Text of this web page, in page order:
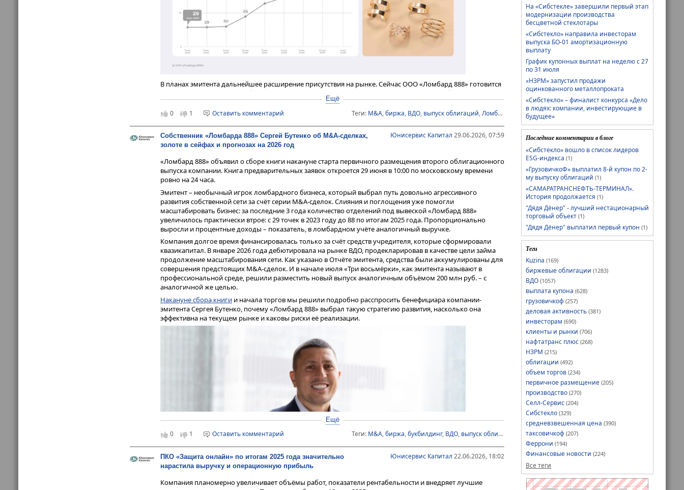
В планах эмитента дальнейшее расширение присутствия на рынке. Сейчас ООО «Ломбард 888» готовится
к присоединению сети ломбардов, состоящей из 39 отделений, расположенных в трех субъектах
федерации. Также во 2 квартале были приобретены 5 отделений в Архангельской области.
Основные операционные показатели ломбарда — портфель выданных займов и процентные доходы по
нему. Ежеквартально ООО «Ломбард 888» наращивает процентные доходы от выданных займов.
Первый квартал 2026 года продемонстрировал положительную динамику «квартал к кварталу»:
процентные доходы увеличились на 14,6%, а сумма выданных займов выросла на 11,5%. Это
демонстрирует, что Компания вышла за рамки сезонного цикла и перешла к устойчивому органическому
росту: после традиционного пика выдач в декабре выручка в 1 квартале 2026 г. не только не сократилась,
но и прибавила более 10%, что является редким и сильным результатом для ломбардного рынка.
Ещё
0 1 Оставить комментарий Теги: M&A,биржа, ВДО, выпуск облигаций,Ломбард 888 облигации,отчётность,финансовые результаты
Юнисервис Капитал 29.06.2026, 07:59
Собственник «Ломбарда 888» Сергей Бутенко об М&A-сделках,
золоте в сейфах и прогнозах на 2026 год
«Ломбард 888» объявил о сборе книги накануне старта первичного размещения второго облигационного
выпуска компании. Книга предварительных заявок откроется 29 июня в 10:00 по московскому времени
ровно на 24 часа.
Эмитент – необычный игрок ломбардного бизнеса, который выбрал путь довольно агрессивного
развития собственной сети за счёт серии M&A-сделок. Слияния и поглощения уже помогли
масштабировать бизнес: за последние 3 года количество отделений под вывеской «Ломбард 888»
увеличилось практически втрое: с 29 точек в 2023 году до 88 по итогам 2025 года. Пропорционально
выросли и процентные доходы – показатель, в ломбардном учёте аналогичный выручке.
Компания долгое время финансировалась только за счёт средств учредителя, которые сформировали
квазикапитал. В январе 2026 года дебютировала на рынке ВДО, продекларировав в качестве цели займа
продолжение масштабирования сети. Как указано в Отчёте эмитента, средства были аккумулированы для
совершения предстоящих M&A-сделок. И в начале июля «Три восьмёрки», как эмитента называют в
профессиональной среде, решили разместить новый выпуск аналогичным объёмом 200 млн руб. – с
аналогичной же целью.
Накануне сбора книги и начала торгов мы решили подробно расспросить бенефициара компании-
эмитента Сергея Бутенко, почему «Ломбард 888» выбрал такую стратегию развития, насколько она
эффективна на текущем рынке и каковы риски её реализации.
Ещё
0 1 Оставить комментарий Теги: M&A,биржа,букбилдинг, ВДО, выпуск облигаций книга,Ломбард 888
Юнисервис Капитал 22.06.2026, 18:02
ПКО «Защита онлайн» по итогам 2025 года значительно
нарастила выручку и операционную прибыль
Компания планомерно увеличивает объёмы работ, показатели рентабельности и внедряет лучшие
На «Сибстекле» завершили первый этап
модернизации производства
бесцветной стеклотары
«Сибстекло» направила инвесторам
выпуска БО-01 амортизационную
выплату
График купонных выплат на неделю с 27
по 31 июля
«НЗРМ» запустил продажи
оцинкованного металлопроката
«Сибстекло» – финалист конкурса «Дело
в людях: компании, инвестирующие в
будущее»
Последние комментарии в блоге
«Сибстекло» вошло в список лидеров
ESG-индекса (1)
«ГрузовичкоФ» выплатил 8-й купон по 2-
му выпуску облигаций (1)
«САМАРАТРАНСНЕФТЬ-ТЕРМИНАЛ».
История продолжается (1)
"Дядя Дёнер" - лучший нестационарный
торговый объект (1)
"Дядя Дёнер" выплатил первый купон (1)
Теги
Kuzina (169)
биржевые облигации (1283)
ВДО (1057)
выплата купона (628)
грузовичкоф (257)
деловая активность (381)
инвесторам (690)
клиенты и рынки (706)
нафтатранс плюс (268)
НЗРМ (215)
облигации (492)
объем торгов (234)
первичное размещение (205)
производство (270)
Селл-Сервис (204)
Сибстекло (329)
средневзвешенная цена (390)
таксовичкоф (207)
Феррони (194)
Финансовые новости (224)
Все теги